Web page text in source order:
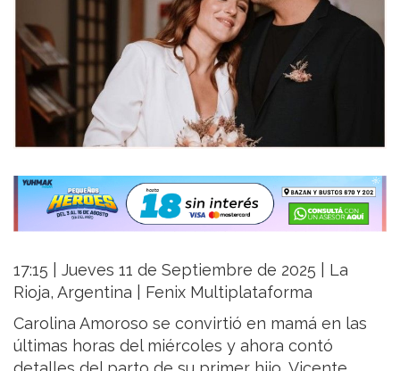
17:15 | Jueves 11 de Septiembre de 2025 | La
Rioja, Argentina | Fenix Multiplataforma
Carolina Amoroso se convirtió en mamá en las
últimas horas del miércoles y ahora contó